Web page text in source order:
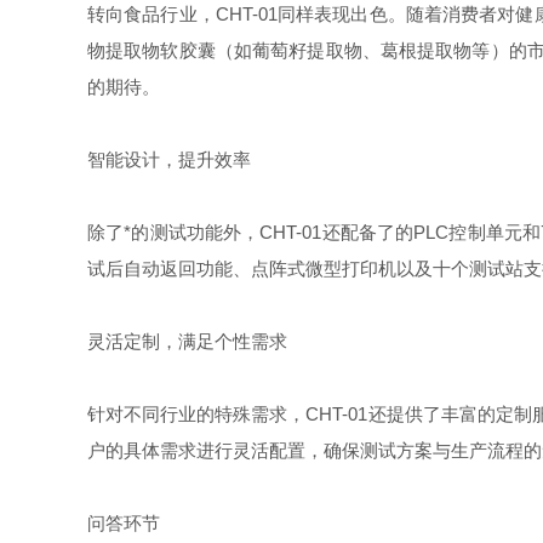
转向食品行业，CHT-01同样表现出色。随着消费者对
物提取物软胶囊（如葡萄籽提取物、葛根提取物等）的
的期待。
智能设计，提升效率
除了*的测试功能外，CHT-01还配备了的PLC控制单元
试后自动返回功能、点阵式微型打印机以及十个测试站
灵活定制，满足个性需求
针对不同行业的特殊需求，CHT-01还提供了丰富的定
户的具体需求进行灵活配置，确保测试方案与生产流程
问答环节